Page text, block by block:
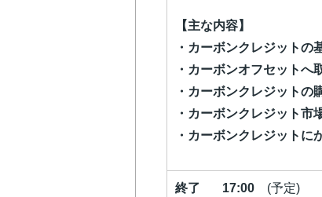
【主な内容】
・カーボンクレジットの
・カーボンオフセットへ
・カーボンクレジットの
・カーボンクレジット市
・カーボンクレジットに
終了 17:00 (予定)